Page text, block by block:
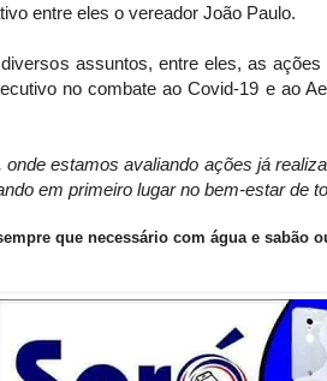
entre eles o vereador João Paulo.
assuntos, entre eles, as ações
no combate ao Covid-19 e ao
estamos avaliando ações já
em primeiro lugar no bem-estar de
que necessário com água e sabão